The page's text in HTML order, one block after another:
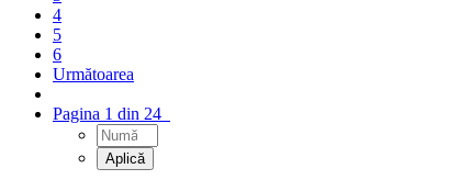
4
5
6
Următoarea
Pagina 1 din 24